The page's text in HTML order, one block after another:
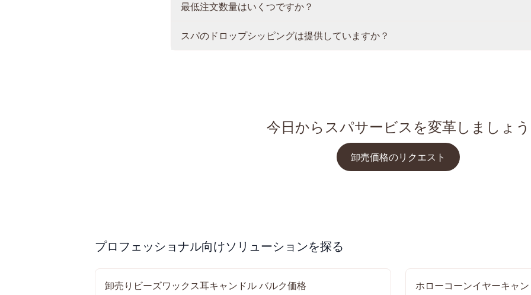
最低注文数量はいくつですか？
スパのドロップシッピングは提供していますか？
今日からスパサービスを変革しましょう
卸売価格のリクエスト
プロフェッショナル向けソリューションを探る
卸売りビーズワックス耳キャンドル バルク価格 ホローコーンイヤーキャ